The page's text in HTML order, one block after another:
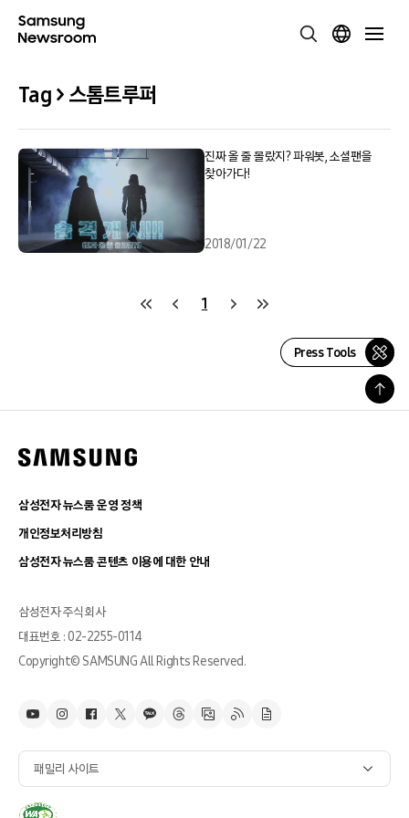
Tag > 스톰트루퍼
진짜 올 줄 몰랐지? 파워봇, 소셜팬을
찾아가다!
2018/01/22
1
Press Tools
삼성전자 뉴스룸 운영 정책
개인정보처리방침
삼성전자 뉴스룸 콘텐츠 이용에 대한 안내
삼성전자 주식회사
대표번호 : 02-2255-0114
Copyright© SAMSUNG All Rights Reserved.
패밀리 사이트